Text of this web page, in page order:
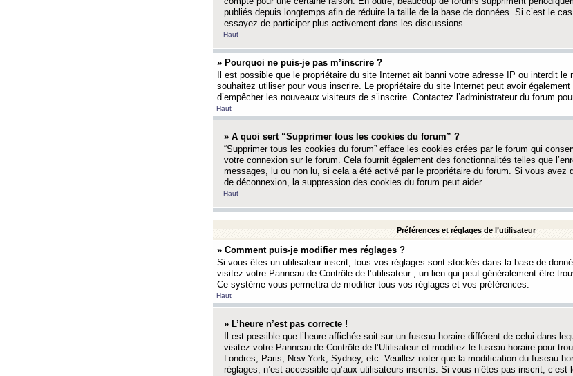
publiés depuis longtemps afin de réduire la taille de la base de données. Si c’est le
essayez de participer plus activement dans les discussions.
Haut
» Pourquoi ne puis-je pas m’inscrire ?
Il est possible que le propriétaire du site Internet ait banni votre adresse IP ou interdit le
souhaitez utiliser pour vous inscrire. Le propriétaire du site Internet peut avoir
d’empêcher les nouveaux visiteurs de s’inscrire. Contactez l’administrateur du forum
Haut
» A quoi sert “Supprimer tous les cookies du forum” ?
“Supprimer tous les cookies du forum” efface les cookies crées par le forum qui
votre connexion sur le forum. Cela fournit également des fonctionnalités telles que
messages, lu ou non lu, si cela a été activé par le propriétaire du forum. Si vous avez
de déconnexion, la suppression des cookies du forum peut aider.
Haut
Préférences et réglages de l’utilisateur
» Comment puis-je modifier mes réglages ?
Si vous êtes un utilisateur inscrit, tous vos réglages sont stockés dans la base de
visitez votre Panneau de Contrôle de l’utilisateur ; un lien qui peut généralement être
Ce système vous permettra de modifier tous vos réglages et vos préférences.
Haut
» L’heure n’est pas correcte !
Il est possible que l’heure affichée soit sur un fuseau horaire différent de celui dans
visitez votre Panneau de Contrôle de l’Utilisateur et modifiez le fuseau horaire pour
Londres, Paris, New York, Sydney, etc. Veuillez noter que la modification du fuseau
réglages, n’est accessible qu’aux utilisateurs inscrits. Si vous n’êtes pas inscrit, c’est